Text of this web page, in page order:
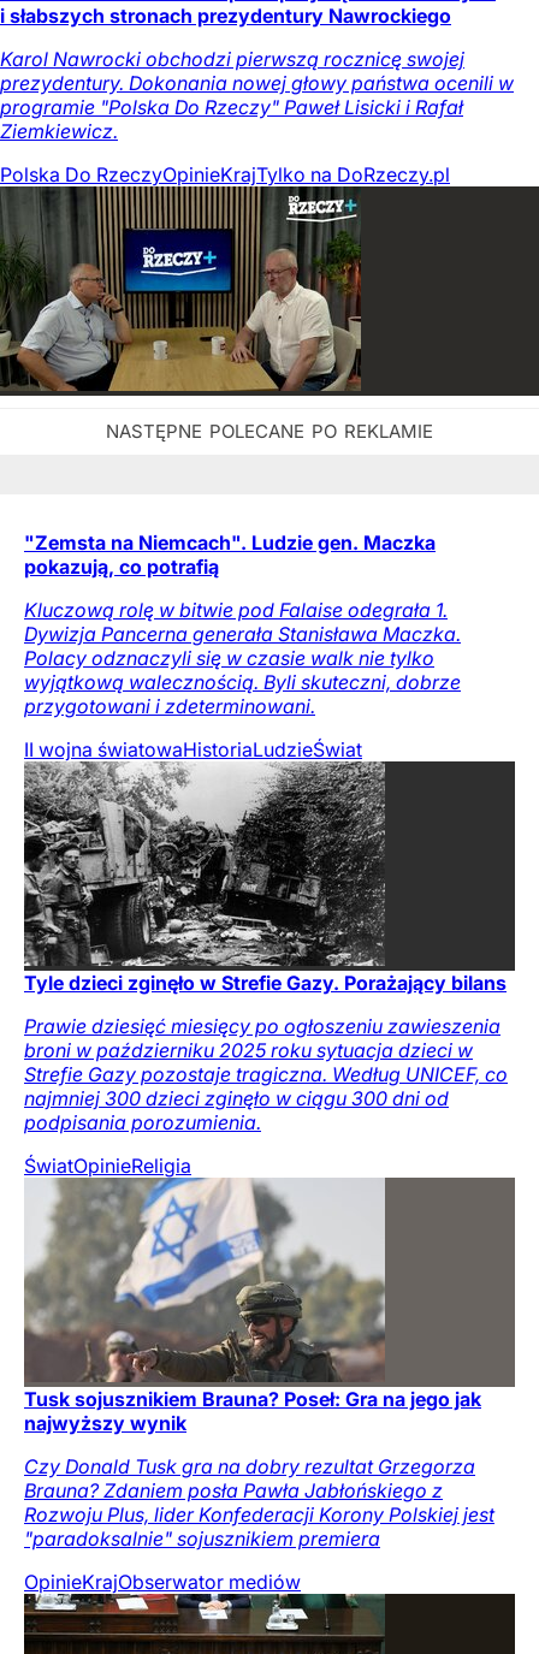
i słabszych stronach prezydentury Nawrockiego
Karol Nawrocki obchodzi pierwszą rocznicę swojej
prezydentury. Dokonania nowej głowy państwa ocenili w
programie "Polska Do Rzeczy" Paweł Lisicki i Rafał
Ziemkiewicz.
Polska Do RzeczyOpinieKrajTylko na DoRzeczy.pl
"Zemsta na Niemcach". Ludzie gen. Maczka
pokazują, co potrafią
Kluczową rolę w bitwie pod Falaise odegrała 1.
Dywizja Pancerna generała Stanisława Maczka.
Polacy odznaczyli się w czasie walk nie tylko
wyjątkową walecznością. Byli skuteczni, dobrze
przygotowani i zdeterminowani.
II wojna światowaHistoriaLudzieŚwiat
Tyle dzieci zginęło w Strefie Gazy. Porażający bilans
Prawie dziesięć miesięcy po ogłoszeniu zawieszenia
broni w październiku 2025 roku sytuacja dzieci w
Strefie Gazy pozostaje tragiczna. Według UNICEF, co
najmniej 300 dzieci zginęło w ciągu 300 dni od
podpisania porozumienia.
ŚwiatOpinieReligia
Tusk sojusznikiem Brauna? Poseł: Gra na jego jak
najwyższy wynik
Czy Donald Tusk gra na dobry rezultat Grzegorza
Brauna? Zdaniem posła Pawła Jabłońskiego z
Rozwoju Plus, lider Konfederacji Korony Polskiej jest
"paradoksalnie" sojusznikiem premiera
OpinieKrajObserwator mediów